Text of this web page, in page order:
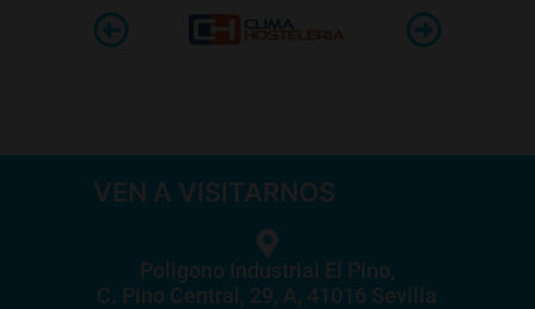
VEN A VISITARNOS
Poligono Industrial El Pino,
C. Pino Central, 29, A, 41016 Sevilla